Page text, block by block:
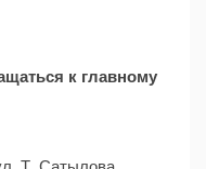
к главному